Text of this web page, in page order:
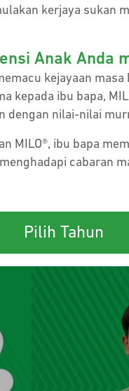
kerjaya sukan
Anak Anda
kejayaan
kepada ibu bapa,
dengan nilai-nilai
MILO®, ibu bapa
cabaran
Pilih Tahun